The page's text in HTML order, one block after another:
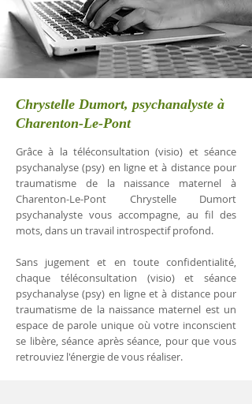
Chrystelle Dumort, psychanalyste à
Charenton-Le-Pont
Grâce à la téléconsultation (visio) et séance
psychanalyse (psy) en ligne et à distance pour
traumatisme de la naissance maternel à
Charenton-Le-Pont Chrystelle Dumort
psychanalyste vous accompagne, au fil des
mots, dans un travail introspectif profond.
Sans jugement et en toute confidentialité,
chaque téléconsultation (visio) et séance
psychanalyse (psy) en ligne et à distance pour
traumatisme de la naissance maternel est un
espace de parole unique où votre inconscient
se libère, séance après séance, pour que vous
retrouviez l'énergie de vous réaliser.